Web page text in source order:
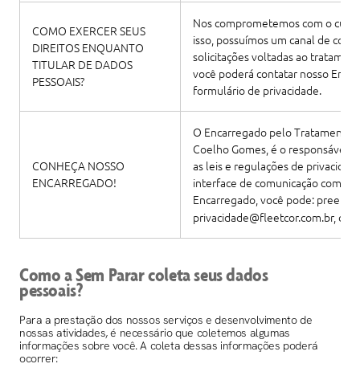
COMO EXERCER SEUS
DIREITOS ENQUANTO
TITULAR DE DADOS
PESSOAIS?
Nos comprometemos com o
isso, possuímos um canal de
solicitações voltadas ao
você poderá contatar nosso
formulário de privacidade.
CONHEÇA NOSSO
ENCARREGADO!
O Encarregado pelo Tratamento
Coelho Gomes, é o responsável
as leis e regulações de
interface de comunicação com a
Encarregado, você pode:
privacidade@fleetcor.com.br, ou
Como a Sem Parar coleta seus dados
pessoais?
Para a prestação dos nossos serviços e desenvolvimento de
nossas atividades, é necessário que coletemos algumas
informações sobre você. A coleta dessas informações poderá
ocorrer: